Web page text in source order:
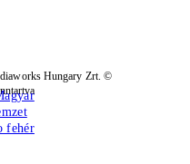
Hungary Zrt. ©